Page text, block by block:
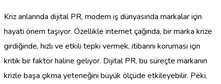
Kriz anlarında dijital PR, modern iş dünyasında markalar için
hayati önem taşıyor. Özellikle internet çağında, bir marka krize
girdiğinde, hızlı ve etkili tepki vermek, itibarını koruması için
kritik bir faktör haline geliyor. Dijital PR, bu süreçte markanın
krizle başa çıkma yeteneğini büyük ölçüde etkileyebilir. Peki,